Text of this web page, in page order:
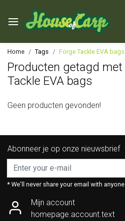
Home Tags Forge Tackle EVA bags
Producten getagd met
Tackle EVA bags
Geen producten gevonden!
Abonneer je op onze nieuwsbrief
* We'll never share your email with
Mijn account
homepage.account.text